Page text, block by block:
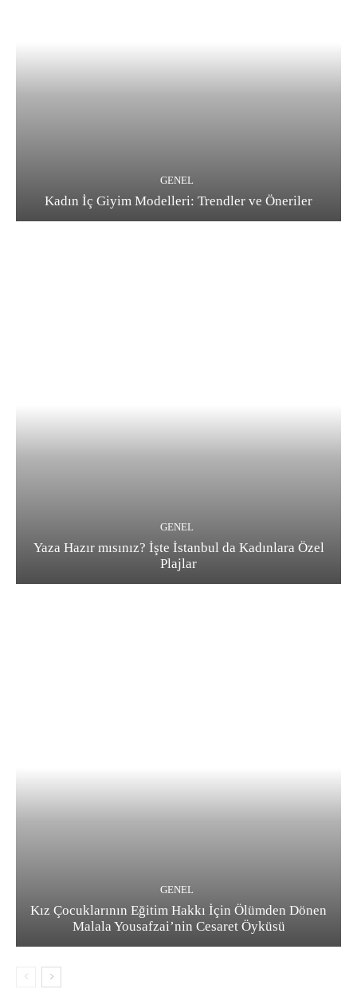
GENEL
Kadın İç Giyim Modelleri: Trendler ve Öneriler
GENEL
Yaza Hazır mısınız? İşte İstanbul da Kadınlara Özel
Plajlar
GENEL
Kız Çocuklarının Eğitim Hakkı İçin Ölümden Dönen
Malala Yousafzai’nin Cesaret Öyküsü